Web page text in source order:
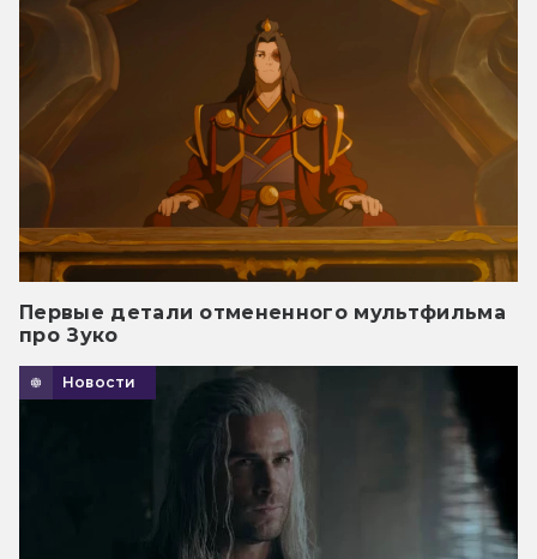
Первые детали отмененного мультфильма
про Зуко
Новости